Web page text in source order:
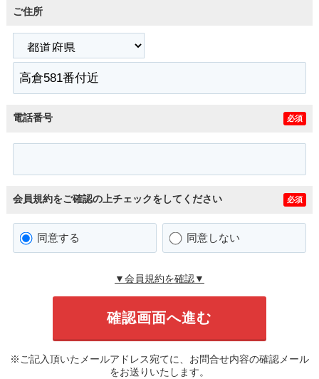
ご住所
電話番号 必須
会員規約をご確認の上チェックをしてください 必須
同意する 同意しない
▼会員規約を確認▼
※ご記入頂いたメールアドレス宛てに、お問合せ内容の確認メール
をお送りいたします。